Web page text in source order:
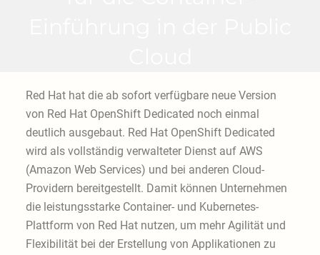
Red Hat hat die ab sofort verfügbare neue Version
von Red Hat OpenShift Dedicated noch einmal
deutlich ausgebaut. Red Hat OpenShift Dedicated
wird als vollständig verwalteter Dienst auf AWS
(Amazon Web Services) und bei anderen Cloud-
Providern bereitgestellt. Damit können Unternehmen
die leistungsstarke Container- und Kubernetes-
Plattform von Red Hat nutzen, um mehr Agilität und
Flexibilität bei der Erstellung von Applikationen zu